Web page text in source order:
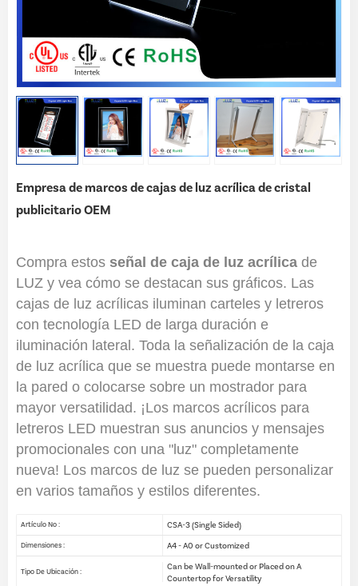
Empresa de marcos de cajas de luz acrílica de cristal
publicitario OEM
Compra estos señal de caja de luz acrílica de
LUZ y vea cómo se destacan sus gráficos. Las
cajas de luz acrílicas iluminan carteles y letreros
con tecnología LED de larga duración e
iluminación lateral. Toda la señalización de la caja
de luz acrílica que se muestra puede montarse en
la pared o colocarse sobre un mostrador para
mayor versatilidad. ¡Los marcos acrílicos para
letreros LED muestran sus anuncios y mensajes
promocionales con una "luz" completamente
nueva! Los marcos de luz se pueden personalizar
en varios tamaños y estilos diferentes.
Artículo No : CSA-3 (Single Sided)
Dimensiones : A4 - A0 or Customized
Tipo De Ubicación :
Can be Wall-mounted or Placed on A
Countertop for Versatility